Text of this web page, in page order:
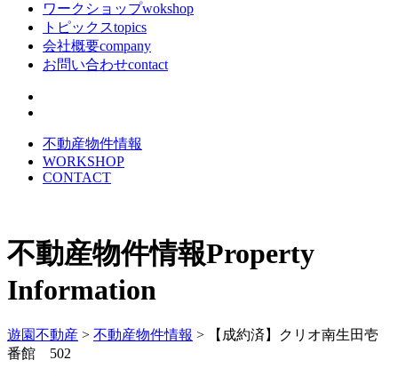
ワークショップwokshop
トピックスtopics
会社概要company
お問い合わせcontact
不動産物件情報
WORKSHOP
CONTACT
不動産物件情報Property
Information
遊園不動産 > 不動産物件情報 >
【成約済】クリオ南生田壱
番館 502